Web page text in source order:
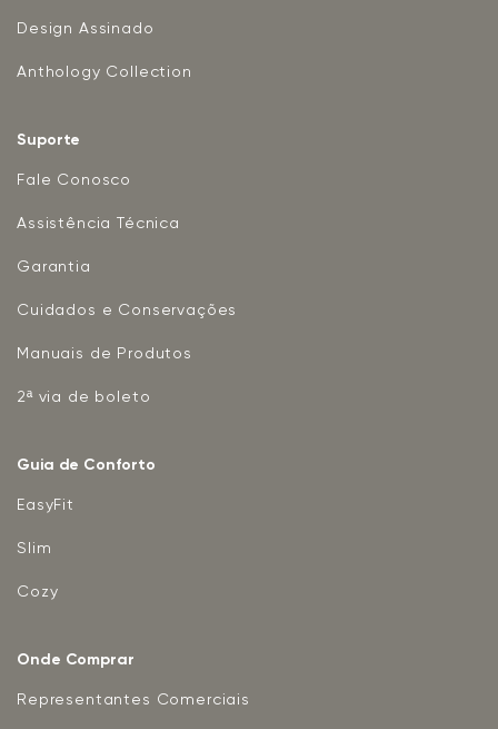
Design Assinado
Anthology Collection
Suporte
Fale Conosco
Assistência Técnica
Garantia
Cuidados e Conservações
Manuais de Produtos
2ª via de boleto
Guia de Conforto
EasyFit
Slim
Cozy
Onde Comprar
Representantes Comerciais